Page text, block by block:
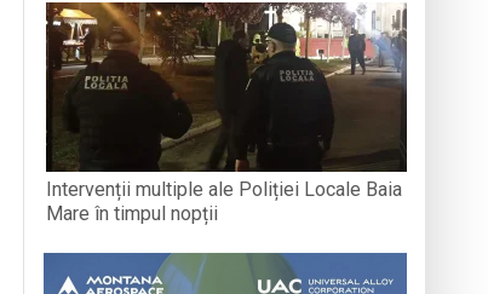
Intervenții multiple ale Poliției Locale Baia
Mare în timpul nopții